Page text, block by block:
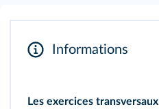
Informations
Les exercices transversaux